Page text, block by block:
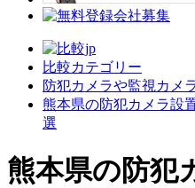
比較カテゴリー
防犯カメラや監視カメ
熊本県の防犯カメラ設
選
熊本県の防犯